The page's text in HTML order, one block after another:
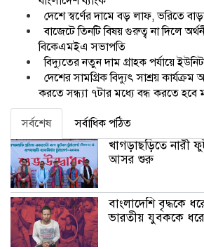
দেশে স্বর্ণের দামে বড় লাফ, ভরিতে
বাজেটে তিনটি বিষয় গুরুত্ব না দিলে
বিকেএমইএ সভাপতি
বিদ্যুতের নতুন দাম গ্রাহক পর্যায়ে
দেশের সামগ্রিক বিদ্যুৎ সাশ্রয়
করতে সন্ধ্যা ৭টার মধ্যে বন্ধ করতে হবে
সর্বশেষ সর্বাধিক পঠিত
খাগড়াছড়িতে নারী
আসর শুরু
বাংলাদেশি বৃদ্ধকে
ভারতীয় যুবককে